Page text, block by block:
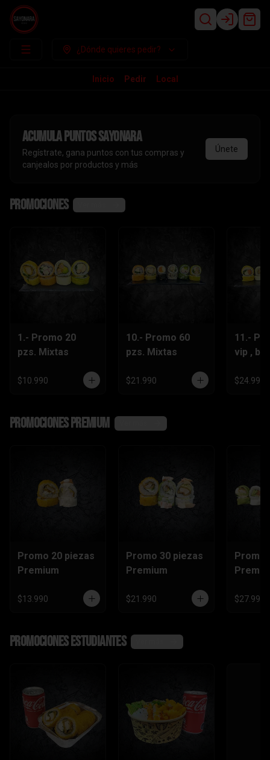
Login
¿Dónde quieres pedir?
Inicio Pedir Local
Acumulapuntos sayonara
Regístrate, gana puntos con tus compras y
canjealos por productos y más
Únete
Promociones
1.- Promo 20
pzs. Mixtas
$10.990
10.- Promo 60
pzs. Mixtas
$21.990
11.-
vip ,
$24.990
Promociones Premium
Promo 20 piezas
Premium
$13.990
Promo 30 piezas
Premium
$21.990
Promo
$27.990
Promociones Estudiantes